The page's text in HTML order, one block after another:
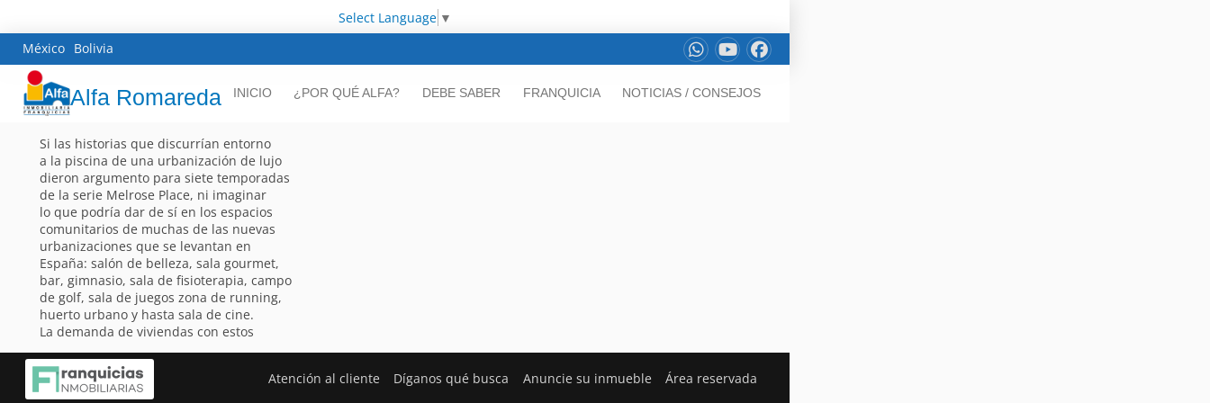
Select Language ▼
México Bolivia
Alfa Romareda INICIO ¿POR QUÉ ALFA? DEBE SABER FRANQUICIA NOTICIAS / CONSEJOS
Si las historias que discurrían entorno
a la piscina de una urbanización de lujo
dieron argumento para siete temporadas
de la serie Melrose Place, ni imaginar
lo que podría dar de sí en los espacios
comunitarios de muchas de las nuevas
urbanizaciones que se levantan en
España: salón de belleza, sala gourmet,
bar, gimnasio, sala de fisioterapia, campo
de golf, sala de juegos zona de running,
huerto urbano y hasta sala de cine.
La demanda de viviendas con estos
Atención al cliente Díganos qué busca Anuncie su inmueble Área reservada